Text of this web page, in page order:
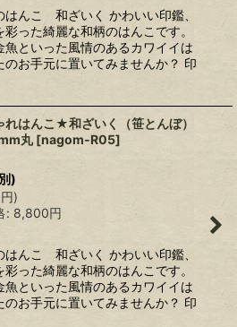
はんこ 和ざいく かわいい印鑑、
彩った綺麗な和柄のはんこです。
魚といった風情のあるカワイイは
のお手元に置いてみませんか？ 印
れはんこ★和ざいく（笹とんぼ）
丸 [nagom-R05]
)
円)
: 8,800円
はんこ 和ざいく かわいい印鑑、
彩った綺麗な和柄のはんこです。
魚といった風情のあるカワイイは
のお手元に置いてみませんか？ 印